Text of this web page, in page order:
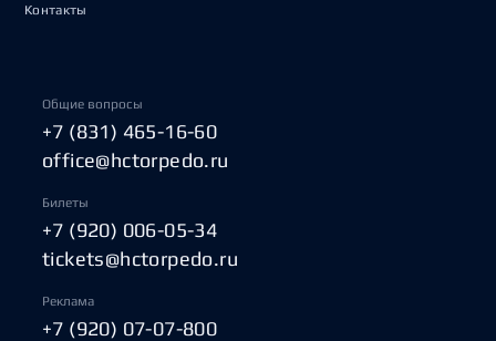
Контакты
Общие вопросы
+7 (831) 465-16-60
office@hctorpedo.ru
Билеты
+7 (920) 006-05-34
tickets@hctorpedo.ru
Реклама
+7 (920) 07-07-800